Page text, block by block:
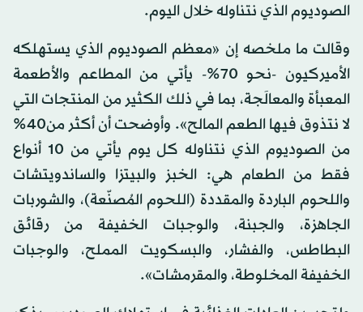
الصوديوم الذي نتناوله خلال اليوم.
وقالت ما ملخصه إن «معظم الصوديوم الذي يستهلكه
الأميركيون -نحو 70%- يأتي من المطاعم والأطعمة
المعبأة والمعالَجة، بما في ذلك الكثير من المنتجات التي
لا نتذوق فيها الطعم المالح». وأوضحت أن أكثر من40%
من الصوديوم الذي نتناوله كل يوم يأتي من 10 أنواع
فقط من الطعام هي: الخبز والبيتزا والساندويتشات
واللحوم الباردة والمقددة (اللحوم المُصنّعة)، والشوربات
الجاهزة، والجبنة، والوجبات الخفيفة من رقائق
البطاطس، والفشار، والبسكويت المملح، والوجبات
الخفيفة المخلوطة، والمقرمشات».